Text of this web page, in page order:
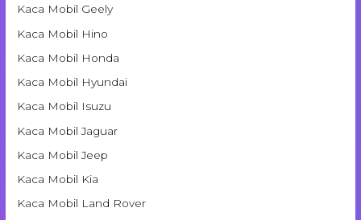
Kaca Mobil Geely
Kaca Mobil Hino
Kaca Mobil Honda
Kaca Mobil Hyundai
Kaca Mobil Isuzu
Kaca Mobil Jaguar
Kaca Mobil Jeep
Kaca Mobil Kia
Kaca Mobil Land Rover